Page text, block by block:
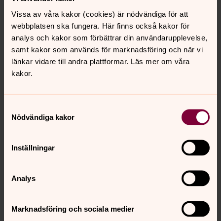
Vissa av våra kakor (cookies) är nödvändiga för att
webbplatsen ska fungera. Här finns också kakor för
analys och kakor som förbättrar din användarupplevelse,
samt kakor som används för marknadsföring och när vi
länkar vidare till andra plattformar. Läs mer om våra
kakor.
Nödvändiga kakor
Inställningar
Analys
Marknadsföring och sociala medier
domkyrka sedan 2015. Efter avslutade studier till
kompletterat med körpedagogexamen och brinner för
arbetet med kör.
Anmälan Fortbildningsveckan
2025